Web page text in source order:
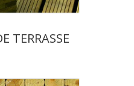
TERRASSE